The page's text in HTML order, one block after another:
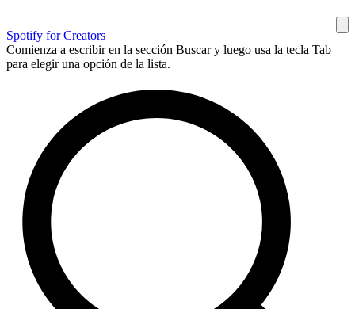
Spotify for Creators
Comienza a escribir en la sección Buscar y luego usa la tecla Tab
para elegir una opción de la lista.